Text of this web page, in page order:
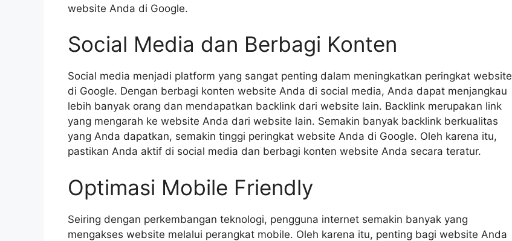
website Anda di Google.
Social Media dan Berbagi Konten
Social media menjadi platform yang sangat penting dalam meningkatkan peringkat website
di Google. Dengan berbagi konten website Anda di social media, Anda dapat menjangkau
lebih banyak orang dan mendapatkan backlink dari website lain. Backlink merupakan link
yang mengarah ke website Anda dari website lain. Semakin banyak backlink berkualitas
yang Anda dapatkan, semakin tinggi peringkat website Anda di Google. Oleh karena itu,
pastikan Anda aktif di social media dan berbagi konten website Anda secara teratur.
Optimasi Mobile Friendly
Seiring dengan perkembangan teknologi, pengguna internet semakin banyak yang
mengakses website melalui perangkat mobile. Oleh karena itu, penting bagi website Anda